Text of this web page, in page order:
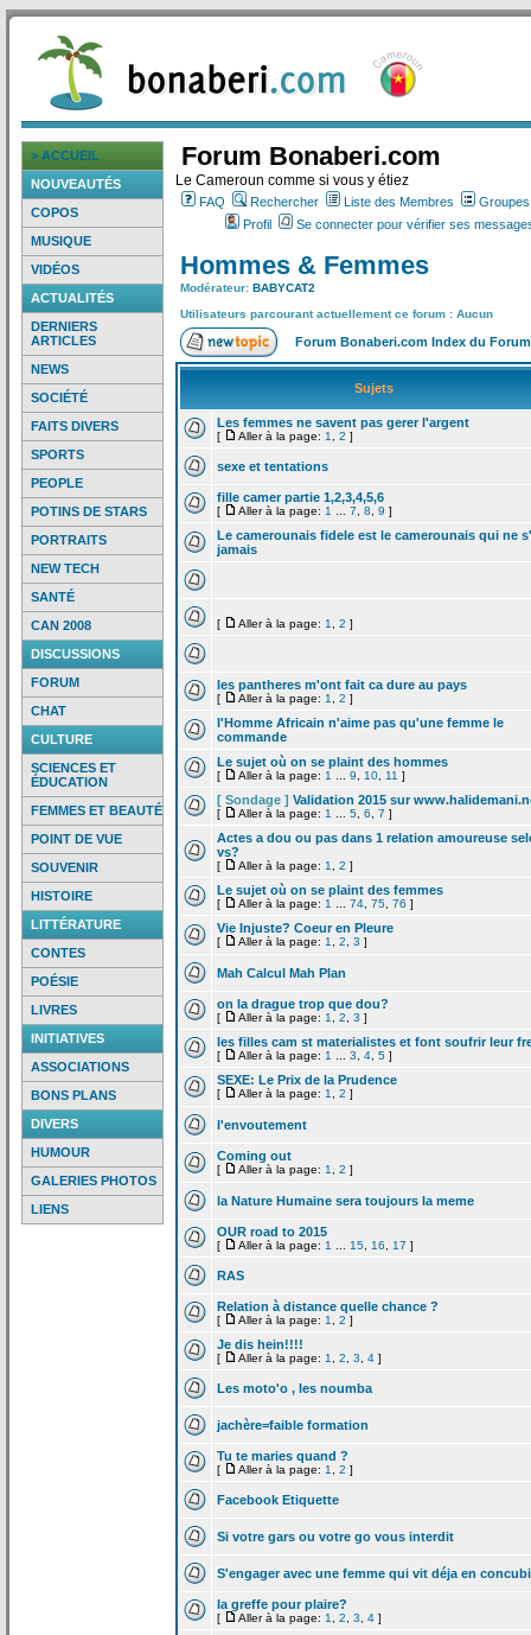
> ACCUEIL
NOUVEAUTÉS
COPOS
MUSIQUE
VIDÉOS
ACTUALITÉS
DERNIERS
ARTICLES
NEWS
SOCIÉTÉ
FAITS DIVERS
SPORTS
PEOPLE
POTINS DE STARS
PORTRAITS
NEW TECH
SANTÉ
CAN 2008
DISCUSSIONS
FORUM
CHAT
CULTURE
SCIENCES ET
ÉDUCATION
FEMMES ET BEAUTÉ
POINT DE VUE
SOUVENIR
HISTOIRE
LITTÉRATURE
CONTES
POÉSIE
LIVRES
INITIATIVES
ASSOCIATIONS
BONS PLANS
DIVERS
HUMOUR
GALERIES PHOTOS
LIENS
Forum Bonaberi.com
Le Cameroun comme si vous y étiez
FAQ Rechercher Liste des Membres
Profil
Se connecter pour vérifier ses
Hommes & Femmes
Modérateur: BABYCAT2
Utilisateurs parcourant actuellement ce forum : Aucun
Forum Bonaberi.com Index du Forum
Sujets
Les femmes ne savent pas gerer l'argent
[ Aller à la page: 1 2 ]
sexe et tentations
fille camer partie 1,2,3,4,5,6
[ Aller à la page: 1 7 8 9 ]
Le camerounais fidele est le camerounais qui ne
jamais
[ Aller à la page: 1 2 ]
les pantheres m'ont fait ca dure au pays
[ Aller à la page: 1 2 ]
l'Homme Africain n'aime pas qu'une femme le
commande
Le sujet où on se plaint des hommes
[ Aller à la page: 1 9 10 11 ]
[ Sondage ] Validation 2015 sur
[ Aller à la page: 1 5 6 7 ]
Actes a dou ou pas dans 1 relation amoureuse
vs?
[ Aller à la page: 1 2 ]
Le sujet où on se plaint des femmes
[ Aller à la page: 1 74 75 76 ]
Vie Injuste? Coeur en Pleure
[ Aller à la page: 1 2 3 ]
Mah Calcul Mah Plan
on la drague trop que dou?
[ Aller à la page: 1 2 3 ]
les filles cam st materialistes et font soufrir leur
[ Aller à la page: 1 3 4 5 ]
SEXE: Le Prix de la Prudence
[ Aller à la page: 1 2 ]
l'envoutement
Coming out
[ Aller à la page: 1 2 ]
la Nature Humaine sera toujours la meme
OUR road to 2015
[ Aller à la page: 1 15 16 17 ]
RAS
Relation à distance quelle chance ?
[ Aller à la page: 1 2 ]
Je dis hein!!!!
[ Aller à la page: 1 2 3 4 ]
Les moto'o , les noumba
jachère=faible formation
Tu te maries quand ?
[ Aller à la page: 1 2 ]
Facebook Etiquette
Si votre gars ou votre go vous interdit
S'engager avec une femme qui vit déja en
la greffe pour plaire?
[ Aller à la page: 1 2 3 4 ]